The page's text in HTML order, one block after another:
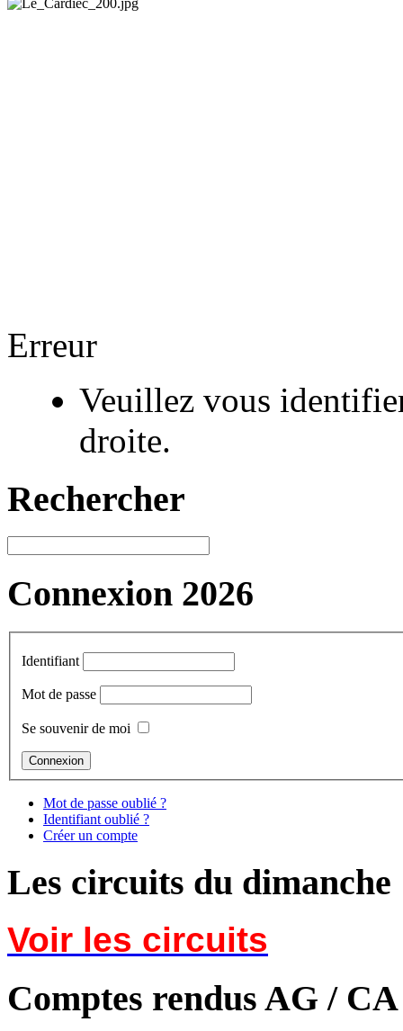
Erreur
Veuillez vous
droite.
Rechercher
Connexion 2026
Identifiant
Mot de passe
Se souvenir de moi
Mot de passe oublié ?
Identifiant oublié ?
Créer un compte
Les circuits du dimanche
Voir les circuits
Comptes rendus AG / CA